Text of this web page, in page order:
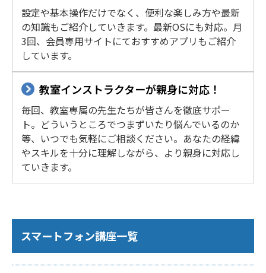
設定や基本操作だけでなく、便利な楽しみ方や最新
の知識もご紹介していきます。最新OSにも対応。月
3回、会員専用サイトにておすすめアプリもご紹介
しています。
教室インストラクターが親身に対応！
毎回、教室専属の先生たちが皆さんを徹底サポー
ト。どういうところでつまずいたり悩んでいるのか
等、いつでも気軽にご相談ください。あなたの経緯
やスキルを十分に理解しながら、より親身に対応し
ていきます。
スマートフォン講座一覧